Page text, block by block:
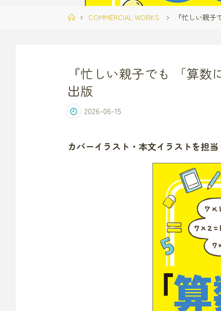
ホ
COMMERCIAL WORKS 『忙しい親
『忙しい親子でも 「算
出版
2026-06-15
カバーイラスト・本文イラストを担